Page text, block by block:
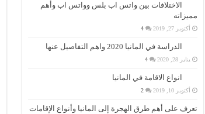
الاختلافات بين واتس اب بلس وواتس اب وأهم
مميزاته
أكتوبر 27, 2019 4
الدراسة في المانيا 2020 واهم التفاصيل عنها
يناير 28, 2020 4
انواع الاقامة في المانيا
أكتوبر 10, 2019 2
تعرف على أهم طرق الهجرة إلى المانيا وأنواع الإقامات